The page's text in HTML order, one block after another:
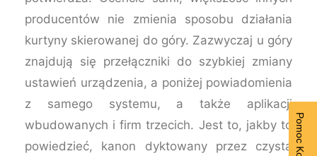
producentów nie zmienia sposobu działania
kurtyny skierowanej do góry. Zazwyczaj u góry
znajdują się przełączniki do szybkiej zmiany
ustawień urządzenia, a poniżej powiadomienia
z samego systemu, a także aplikacji
wbudowanych i firm trzecich. Jest to, jakby to
powiedzieć, kanon dyktowany przez czystą